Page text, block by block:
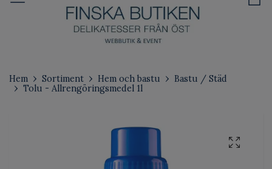
Hem Sortiment Hem och bastu
Bastu / Städ
Tolu - Allrengöringsmedel 1l